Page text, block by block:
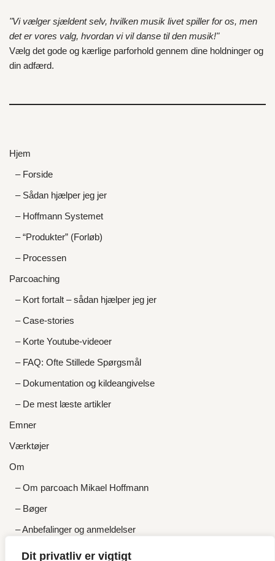
Dit privatliv er vigtigt
"Vi vælger sjældent selv, hvilken musik livet spiller for os, men
det er vores valg, hvordan vi vil danse til den musik!"
Vælg det gode og kærlige parforhold gennem dine holdninger og
din adfærd.
Hjem
– Forside
– Sådan hjælper jeg jer
– Hoffmann Systemet
– “Produkter” (Forløb)
– Processen
Parcoaching
– Kort fortalt – sådan hjælper jeg jer
– Case-stories
– Korte Youtube-videoer
– FAQ: Ofte Stillede Spørgsmål
– Dokumentation og kildeangivelse
– De mest læste artikler
Emner
Værktøjer
Om
– Om parcoach Mikael Hoffmann
– Bøger
– Anbefalinger og anmeldelser
– Priser og gratis tilbud